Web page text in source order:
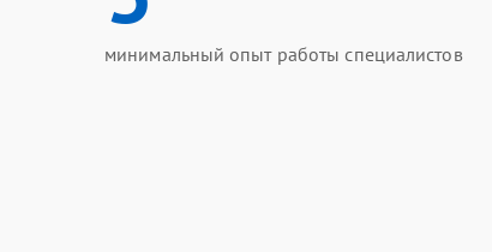
минимальный опыт работы специалистов